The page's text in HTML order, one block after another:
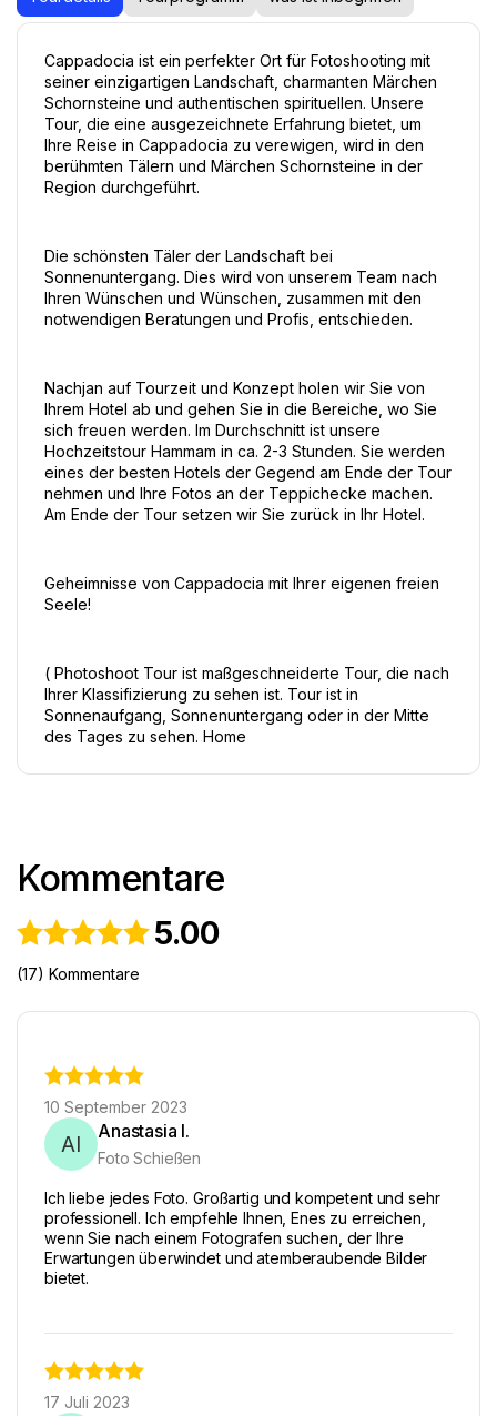
Cappadocia ist ein perfekter Ort für Fotoshooting mit
seiner einzigartigen Landschaft, charmanten Märchen
Schornsteine und authentischen spirituellen. Unsere
Tour, die eine ausgezeichnete Erfahrung bietet, um
Ihre Reise in Cappadocia zu verewigen, wird in den
berühmten Tälern und Märchen Schornsteine in der
Region durchgeführt.
Die schönsten Täler der Landschaft bei
Sonnenuntergang. Dies wird von unserem Team nach
Ihren Wünschen und Wünschen, zusammen mit den
notwendigen Beratungen und Profis, entschieden.
Nachjan auf Tourzeit und Konzept holen wir Sie von
Ihrem Hotel ab und gehen Sie in die Bereiche, wo Sie
sich freuen werden. Im Durchschnitt ist unsere
Hochzeitstour Hammam in ca. 2-3 Stunden. Sie werden
eines der besten Hotels der Gegend am Ende der Tour
nehmen und Ihre Fotos an der Teppichecke machen.
Am Ende der Tour setzen wir Sie zurück in Ihr Hotel.
Geheimnisse von Cappadocia mit Ihrer eigenen freien
Seele!
( Photoshoot Tour ist maßgeschneiderte Tour, die nach
Ihrer Klassifizierung zu sehen ist. Tour ist in
Sonnenaufgang, Sonnenuntergang oder in der Mitte
des Tages zu sehen. Home
Kommentare
5.00
(17) Kommentare
10 September 2023
AI
Anastasia I.
Foto Schießen
Ich liebe jedes Foto. Großartig und kompetent und sehr
professionell. Ich empfehle Ihnen, Enes zu erreichen,
wenn Sie nach einem Fotografen suchen, der Ihre
Erwartungen überwindet und atemberaubende Bilder
bietet.
17 Juli 2023